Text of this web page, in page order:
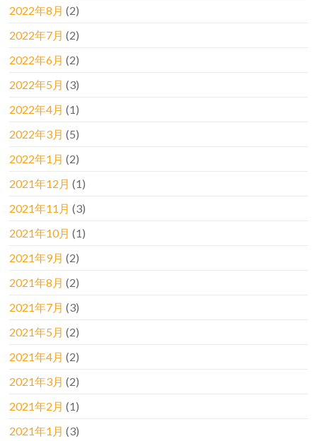
2022年8月 (2)
2022年7月 (2)
2022年6月 (2)
2022年5月 (3)
2022年4月 (1)
2022年3月 (5)
2022年1月 (2)
2021年12月 (1)
2021年11月 (3)
2021年10月 (1)
2021年9月 (2)
2021年8月 (2)
2021年7月 (3)
2021年5月 (2)
2021年4月 (2)
2021年3月 (2)
2021年2月 (1)
2021年1月 (3)